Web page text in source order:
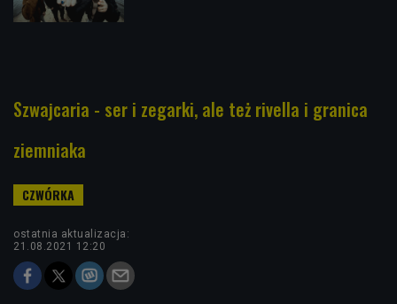
Szwajcaria - ser i zegarki, ale też rivella i granica
ziemniaka
ostatnia aktualizacja:
21.08.2021 12:20